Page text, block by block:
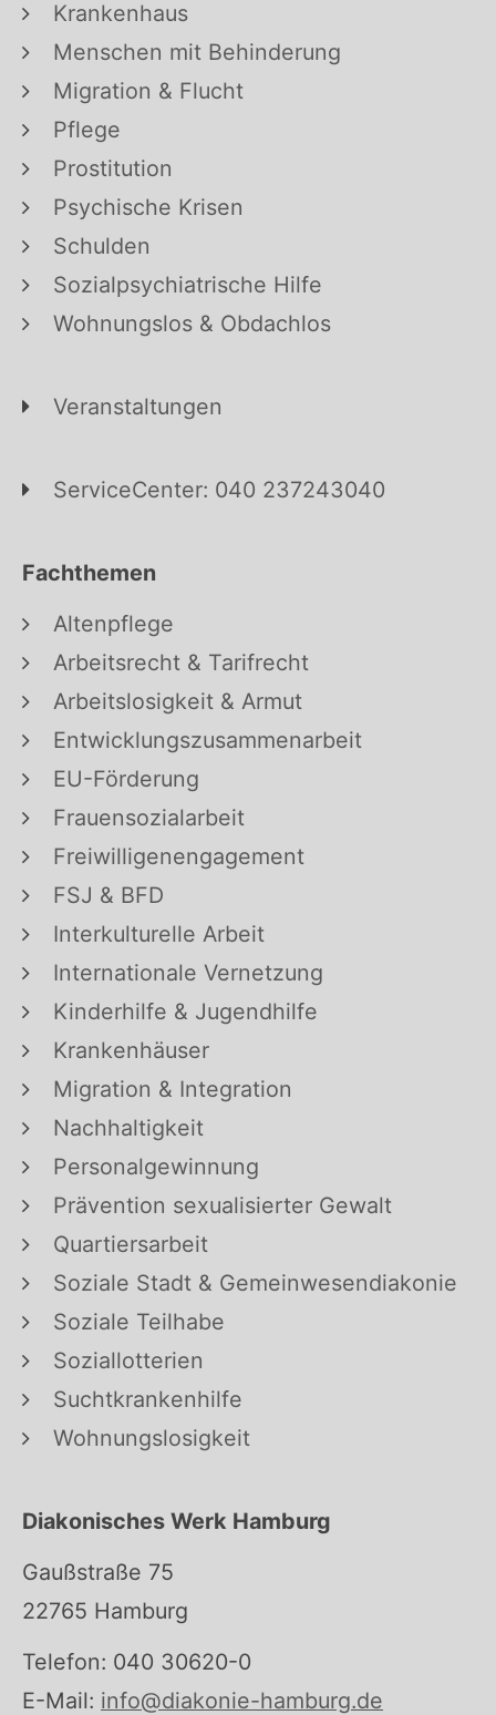
Krankenhaus
Menschen mit Behinderung
Migration & Flucht
Pflege
Prostitution
Psychische Krisen
Schulden
Sozialpsychiatrische Hilfe
Wohnungslos & Obdachlos
Veranstaltungen
ServiceCenter: 040 237243040
Fachthemen
Altenpflege
Arbeitsrecht & Tarifrecht
Arbeitslosigkeit & Armut
Entwicklungszusammenarbeit
EU-Förderung
Frauensozialarbeit
Freiwilligenengagement
FSJ & BFD
Interkulturelle Arbeit
Internationale Vernetzung
Kinderhilfe & Jugendhilfe
Krankenhäuser
Migration & Integration
Nachhaltigkeit
Personalgewinnung
Prävention sexualisierter Gewalt
Quartiersarbeit
Soziale Stadt & Gemeinwesendiakonie
Soziale Teilhabe
Soziallotterien
Suchtkrankenhilfe
Wohnungslosigkeit
Diakonisches Werk Hamburg
Gaußstraße 75
22765 Hamburg
Telefon: 040 30620-0
E-Mail: info@diakonie-hamburg.de